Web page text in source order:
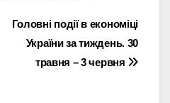
Головні події в економіці
України за тиждень. 30
травня – 3 червня